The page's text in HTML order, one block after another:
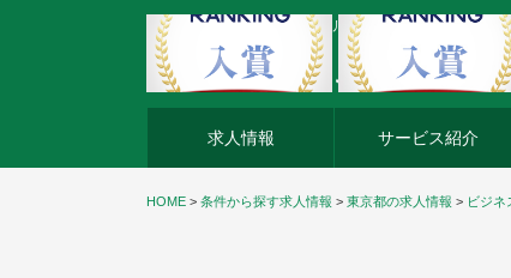
外資系企業の転職・キャリア転職ならアージスジャパン
求人情報 サービス紹介
HOME > 条件から探す求人情報 > 東京都の求人情報 > ビジネ